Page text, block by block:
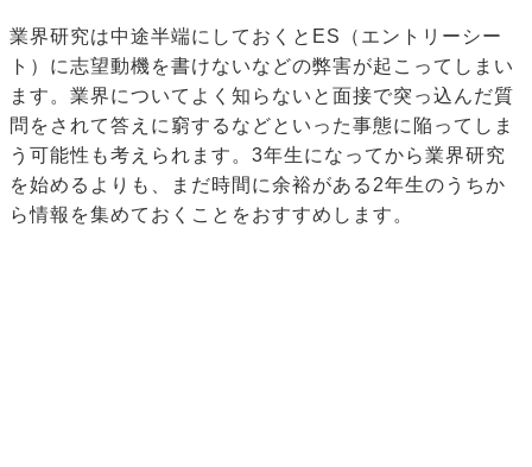
業界研究は中途半端にしておくとES（エントリーシー
ト）に志望動機を書けないなどの弊害が起こってしまい
ます。業界についてよく知らないと面接で突っ込んだ質
問をされて答えに窮するなどといった事態に陥ってしま
う可能性も考えられます。3年生になってから業界研究
を始めるよりも、まだ時間に余裕がある2年生のうちか
ら情報を集めておくことをおすすめします。